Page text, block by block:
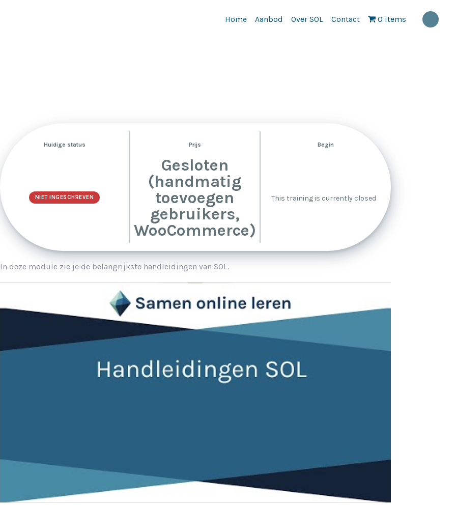
Home Aanbod Over SOL Contact 0 items
Huidige status
NIET INGESCHREVEN
Prijs
Gesloten
(handmatig
toevoegen
gebruikers,
WooCommerce)
Begin
This training is currently closed
In deze module zie je de belangrijkste handleidingen van SOL.